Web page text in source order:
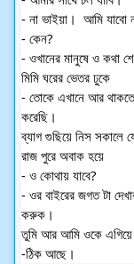
- না ভাইয়া।  আমি যাবো
- কেন?
- ওখানের মানুষে ও কথা
মিমি ঘরের ভেতর ঢুকে
- তোকে এখানে আর
করেছি।
ব্যাগ গুছিয়ে নিস সকালে
রাজ পুরে অবাক হয়ে
- ও কোথায় যাবে?
- ওর বাইরের জগত টা
করুক।
তুমি আর আমি ওকে
-ঠিক আছে।